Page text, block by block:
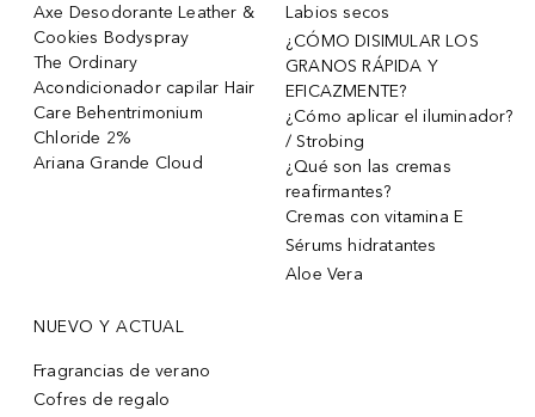
Axe Desodorante Leather &
Cookies Bodyspray
The Ordinary
Acondicionador capilar Hair
Care Behentrimonium
Chloride 2%
Ariana Grande Cloud
Labios secos
¿CÓMO DISIMULAR LOS
GRANOS RÁPIDA Y
EFICAZMENTE?
¿Cómo aplicar el iluminador?
/ Strobing
¿Qué son las cremas
reafirmantes?
Cremas con vitamina E
Sérums hidratantes
Aloe Vera
NUEVO Y ACTUAL
Fragrancias de verano
Cofres de regalo